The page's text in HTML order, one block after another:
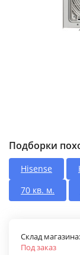
Подборки
Hisense
70 кв. м.
Склад магазина:
Под заказ